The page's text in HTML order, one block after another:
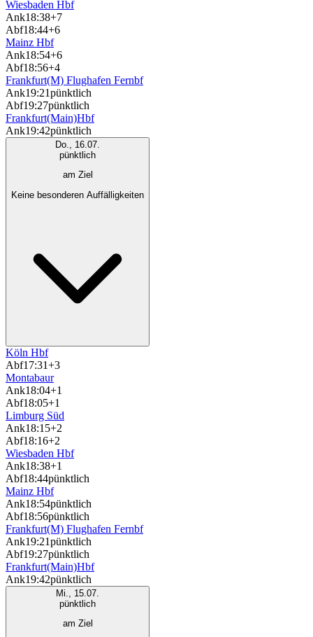
Wiesbaden Hbf
Ank18:38+7
Abf18:44+6
Mainz Hbf
Ank18:54+6
Abf18:56+4
Frankfurt(M) Flughafen Fernbf
Ank19:21pünktlich
Abf19:27pünktlich
Frankfurt(Main)Hbf
Ank19:42pünktlich
Do., 16.07.
pünktlich
am Ziel
Keine besonderen Auffälligkeiten
Köln Hbf
Abf17:31+3
Montabaur
Ank18:04+1
Abf18:05+1
Limburg Süd
Ank18:15+2
Abf18:16+2
Wiesbaden Hbf
Ank18:38+1
Abf18:44pünktlich
Mainz Hbf
Ank18:54pünktlich
Abf18:56pünktlich
Frankfurt(M) Flughafen Fernbf
Ank19:21pünktlich
Abf19:27pünktlich
Frankfurt(Main)Hbf
Ank19:42pünktlich
Mi., 15.07.
pünktlich
am Ziel